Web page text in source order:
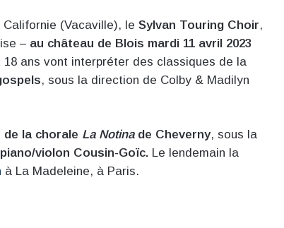
(Vacaville), le Sylvan Touring Choir,
– au château de Blois mardi 11 avril 2023
ans vont interpréter des classiques de la
, sous la direction de Colby & Madilyn
la chorale La Notinade Cheverny, sous la
violon Cousin-Goïc. Le lendemain la
à La Madeleine, à Paris.